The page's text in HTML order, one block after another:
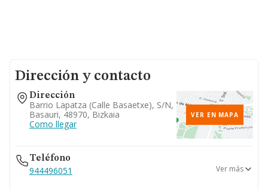
Dirección y contacto
Dirección
Barrio Lapatza (calle Basaetxe), S/n,
Basauri, 48970, Bizkaia
Como llegar
VER EN MAPA
Teléfono
944496051 Ver más